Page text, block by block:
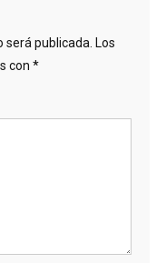
publicada. Los
con *